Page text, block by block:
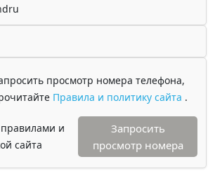
просмотр номера телефона,
Правила и политику сайта .
правилами и
сайта
Запросить
просмотр номера